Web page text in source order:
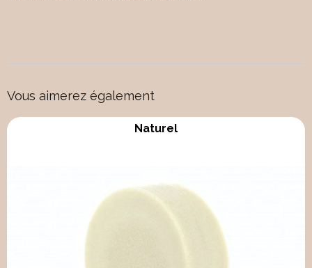
Vous aimerez également
Naturel